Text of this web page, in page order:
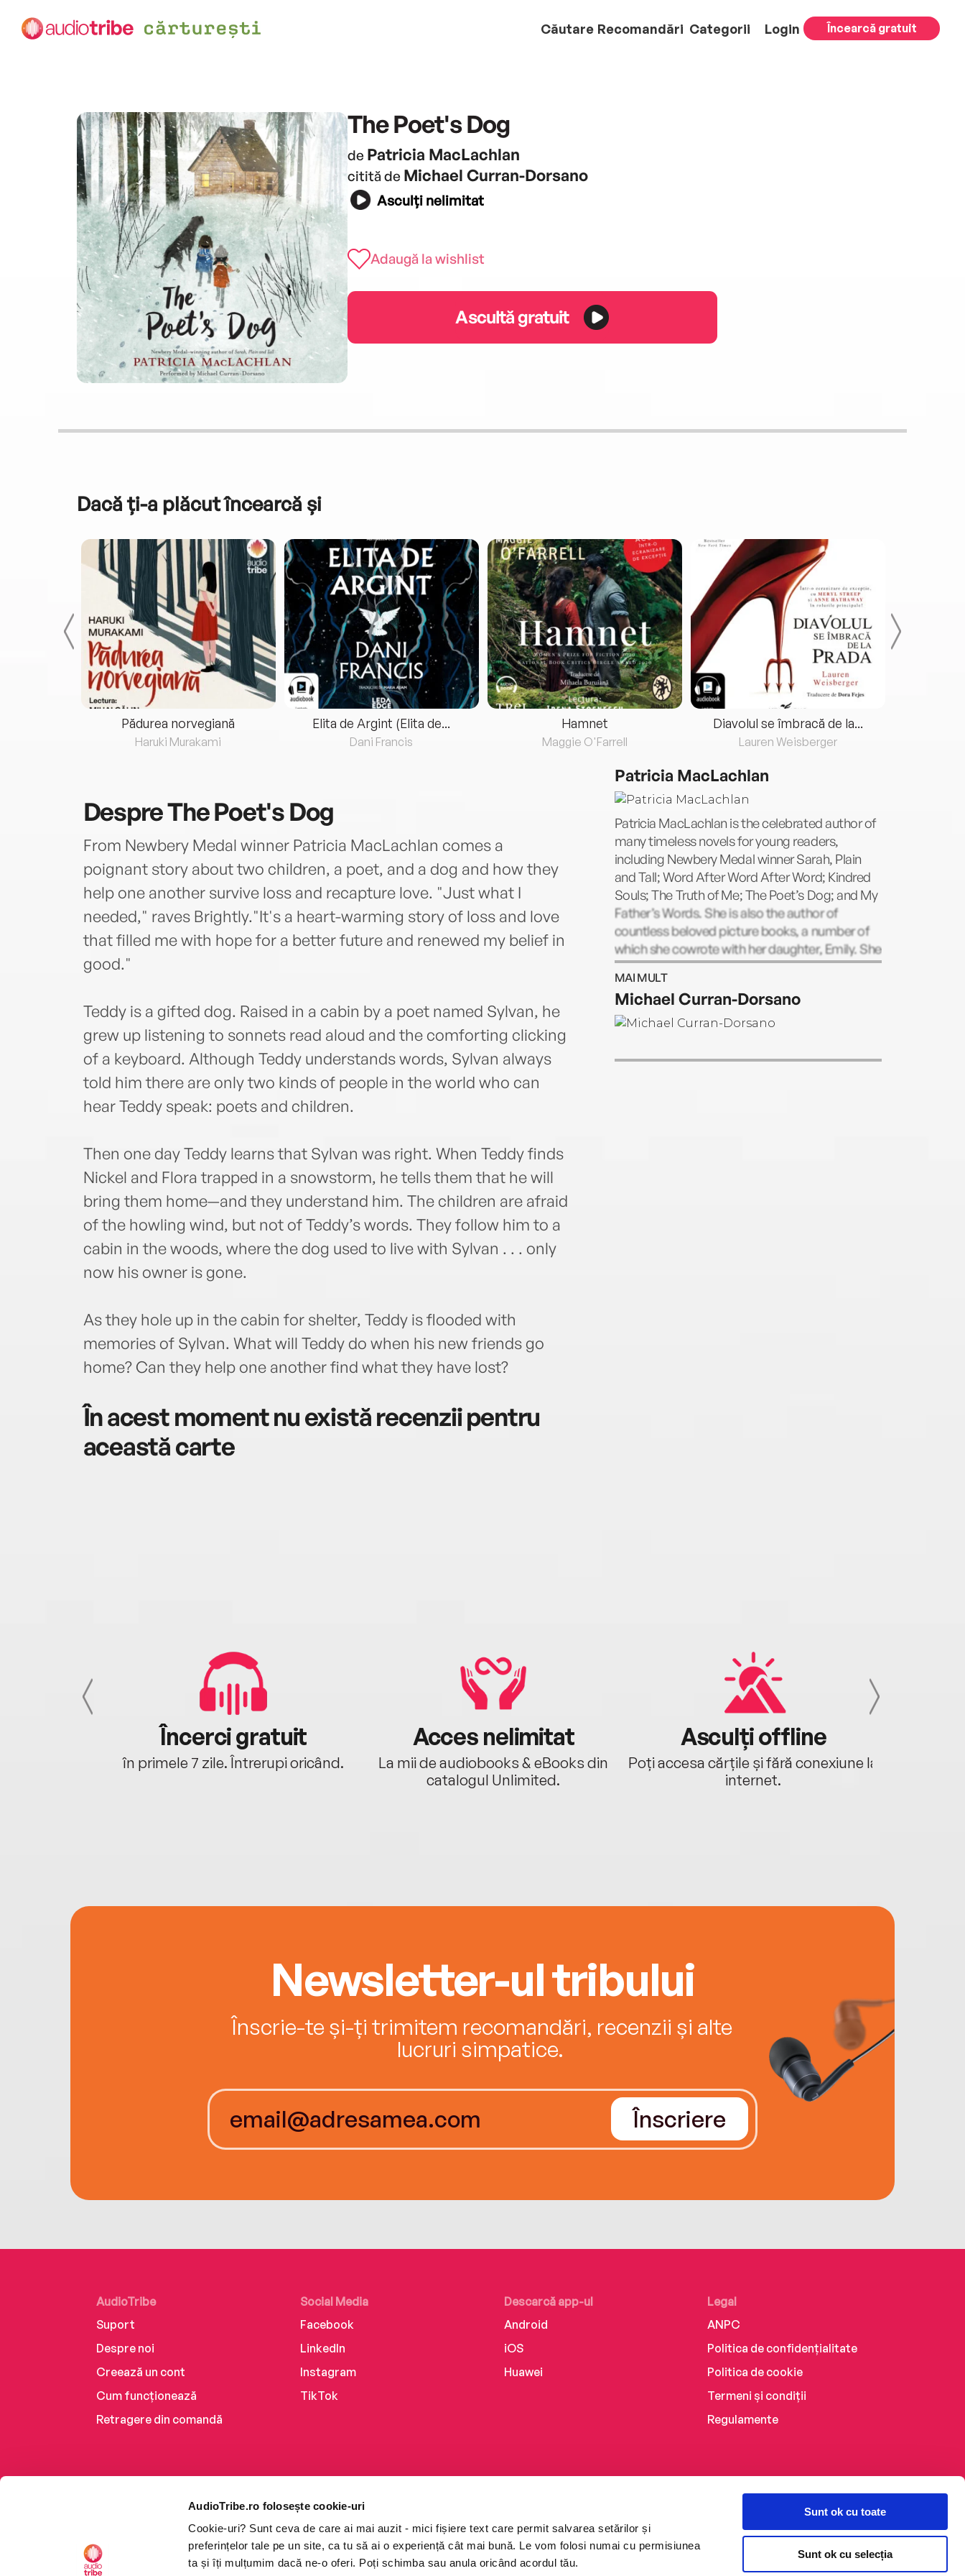
AudioTribe.ro folosește cookie-uri
Cookie-uri? Sunt ceva de care ai mai auzit - mici fișiere text care permit salvarea setărilor și
preferințelor tale pe un site, ca tu să ai o experiență cât mai bună. Le vom folosi numai cu permisiunea
ta și îți mulțumim dacă ne-o oferi. Poți schimba sau anula oricând acordul tău.
Sunt ok cu toate
Sunt ok cu selecția
Căutare Recomandări Categorii Login Încearcă gratuit
The Poet's Dog
de Patricia MacLachlan
citită de Michael Curran-Dorsano
Asculți nelimitat
Adaugă la wishlist
Ascultă gratuit
Dacă ți-a plăcut încearcă și
Pădurea norvegiană
Haruki Murakami
Elita de Argint (Elita de...
Dani Francis
Hamnet
Maggie O'Farrell
Diavolul se îmbracă de la...
Lauren Weisberger
DespreThe Poet's Dog
From Newbery Medal winner Patricia MacLachlan comes a
poignant story about two children, a poet, and a dog and how they
help one another survive loss and recapture love. "Just what I
needed," raves Brightly."It's a heart-warming story of loss and love
that filled me with hope for a better future and renewed my belief in
good."
Teddy is a gifted dog. Raised in a cabin by a poet named Sylvan, he
grew up listening to sonnets read aloud and the comforting clicking
of a keyboard. Although Teddy understands words, Sylvan always
told him there are only two kinds of people in the world who can
hear Teddy speak: poets and children.
Then one day Teddy learns that Sylvan was right. When Teddy finds
Nickel and Flora trapped in a snowstorm, he tells them that he will
bring them home—and they understand him. The children are afraid
of the howling wind, but not of Teddy’s words. They follow him to a
cabin in the woods, where the dog used to live with Sylvan . . . only
now his owner is gone.
As they hole up in the cabin for shelter, Teddy is flooded with
memories of Sylvan. What will Teddy do when his new friends go
home? Can they help one another find what they have lost?
În acest moment nu există recenzii pentru
această carte
Patricia MacLachlan
Patricia MacLachlan is the celebrated author of
many timeless novels for young readers,
including Newbery Medal winner Sarah, Plain
and Tall; Word After Word After Word; Kindred
Souls; The Truth of Me; The Poet’s Dog; and My
Father’s Words. She is also the author of
countless beloved picture books, a number of
which she cowrote with her daughter, Emily. She
lives in Williamsburg, Massachusetts.
MAI MULT
Michael Curran-Dorsano
Încerci gratuit
în primele 7 zile. Întrerupi oricând.
Acces nelimitat
La mii de audiobooks & eBooks din
catalogul Unlimited.
Asculți offline
Poți accesa cărțile și fără conexiune la
internet.
Newsletter-ul tribului
Înscrie-te și-ți trimitem recomandări, recenzii și alte
lucruri simpatice.
Înscriere
AudioTribe
Suport
Despre noi
Creează un cont
Cum funcționează
Retragere din comandă
Social Media
Facebook
LinkedIn
Instagram
TikTok
Descarcă app-ul
Android
iOS
Huawei
Legal
ANPC
Politica de confidențialitate
Politica de cookie
Termeni și condiții
Regulamente